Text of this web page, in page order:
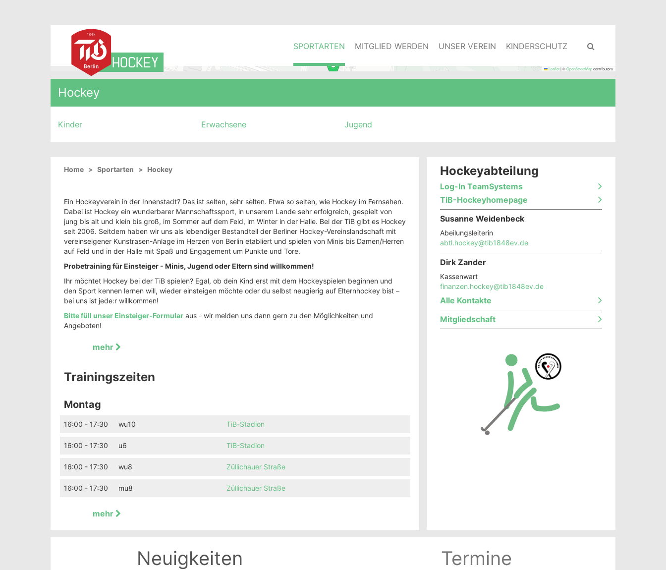
HOCKEY
SPORTARTEN MITGLIED WERDEN UNSER VEREIN KINDERSCHUTZ
Leaflet|©OpenStreetMapcontributors
Hockey
Kinder Erwachsene Jugend
Home Sportarten Hockey
Ein Hockeyverein in der Innenstadt? Das ist selten, sehr selten. Etwa so selten, wie Hockey im Fernsehen.
Dabei ist Hockey ein wunderbarer Mannschaftssport, in unserem Lande sehr erfolgreich, gespielt von
jung bis alt und klein bis groß, im Sommer auf dem Feld, im Winter in der Halle. Bei der TiB gibt es Hockey
seit 2006. Seitdem haben wir uns als lebendiger Bestandteil der Berliner Hockey-Vereinslandschaft mit
vereinseigener Kunstrasen-Anlage im Herzen von Berlin etabliert und spielen von Minis bis Damen/Herren
auf Feld und in der Halle mit Spaß und Engagement um Punkte und Tore.
Probetraining für Einsteiger - Minis, Jugend oder Eltern sind willkommen!
Ihr möchtet Hockey bei der TiB spielen? Egal, ob dein Kind erst mit dem Hockeyspielen beginnen und
den Sport kennen lernen will, wieder einsteigen möchte oder du selbst neugierig auf Elternhockey bist –
bei uns ist jede:r willkommen!
Bitte füll unser Einsteiger-Formular aus - wir melden uns dann gern zu den Möglichkeiten und
Angeboten!
mehr
Trainingszeiten
Montag
16:00 - 17:30 wu10 TiB-Stadion
16:00 - 17:30 u6 TiB-Stadion
16:00 - 17:30 wu8 Züllichauer Straße
16:00 - 17:30 mu8 Züllichauer Straße
mehr
Hockeyabteilung
Log-In TeamSystems
TiB-Hockeyhomepage
Susanne Weidenbeck
Abeilungsleiterin
abtl.hockey@tib1848ev.de
Dirk Zander
Kassenwart
finanzen.hockey@tib1848ev.de
Alle Kontakte
Mitgliedschaft
Neuigkeiten Termine